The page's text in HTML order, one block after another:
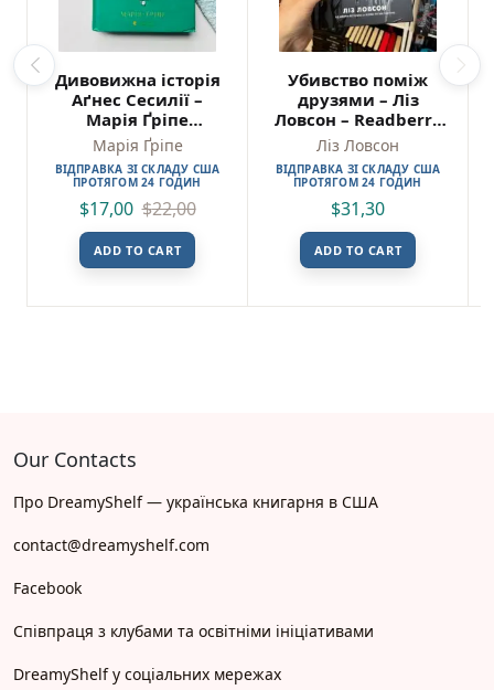
Дивовижна історія
Аґнес Сесилії –
Марія Ґріпе
(Пошкоджена)
Марія Ґріпе
ВІДПРАВКА ЗІ СКЛАДУ США
ПРОТЯГОМ 24 ГОДИН
$17,00 $22,00
ADD TO CART
Убивство поміж
друзями – Ліз
Ловсон – Readberry
(ПОШКОДЖЕНА)
Ліз Ловсон
ВІДПРАВКА ЗІ СКЛАДУ США
ПРОТЯГОМ 24 ГОДИН
$31,30
ADD TO CART
Our Contacts
Про DreamyShelf — українська книгарня в США
contact@dreamyshelf.com
Facebook
Співпраця з клубами та освітніми ініціативами
DreamyShelf у соціальних мережах